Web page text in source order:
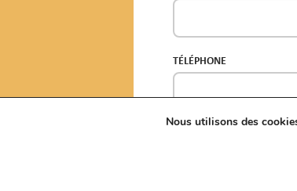
TÉLÉPHONE
Nous utilisons des